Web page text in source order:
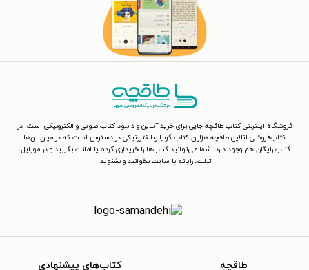
فروشگاه اینترنتی کتاب طاقچه جایی برای خرید آنلاین و دانلود کتاب صوتی و الکترونیکی است. در
کتاب‌فروشی آنلاین طاقچه هزاران کتاب گویا و الکترونیکی در دسترس است که در میان آن‌ها
کتاب رایگان هم وجود دارد. شما می‌توانید کتاب‌ها را خریداری کرده یا امانت بگیرید و در موبایل،
تبلت، رایانه یا سایت بخوانید و بشنوید.
طاقچه کتاب‌های پیشنهادی